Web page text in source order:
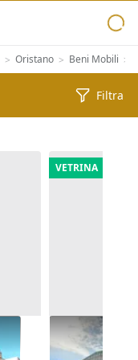
> Oristano > Beni Mobili >
Filtra
VETRINA
Asta
cortile e